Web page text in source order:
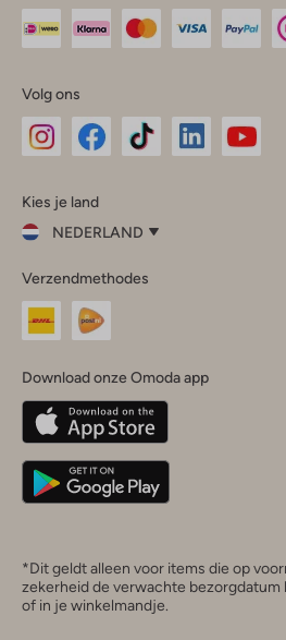
Volg ons
InstagramFacebook
Kies je land
NEDERLAND
je
land
Nederland
Belgique(Français)
Deutschland
Verzendmethodes
Download onze Omoda app
*Dit geldt alleen voor items die op
zekerheid de verwachte
of in je winkelmandje.